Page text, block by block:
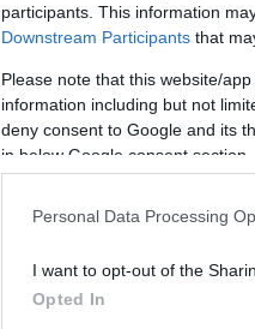
participants. This information
Downstream Participants that
Please note that this website/
information including but not
deny consent to Google and its
in below Google consent section.
Personal Data Processing
I want to opt-out of the
Opted In